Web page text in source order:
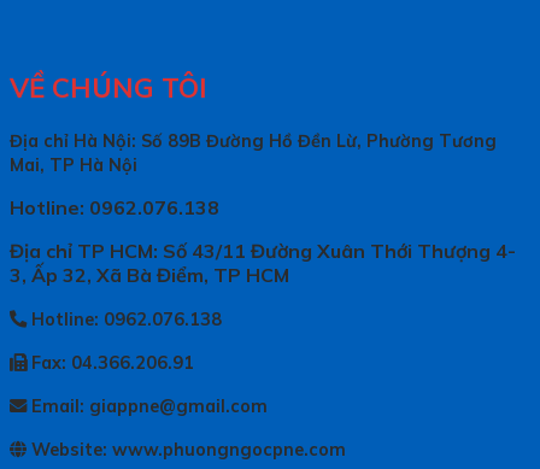
VỀ CHÚNG TÔI
Địa chỉ Hà Nội: Số 89B Đường Hồ Đền Lừ, Phường Tương
Mai, TP Hà Nội
Hotline: 0962.076.138
Địa chỉ TP HCM: Số 43/11 Đường Xuân Thới Thượng 4-
3, Ấp 32, Xã Bà Điểm, TP HCM
Hotline: 0962.076.138
Fax: 04.366.206.91
Email: giappne@gmail.com
Website: www.phuongngocpne.com